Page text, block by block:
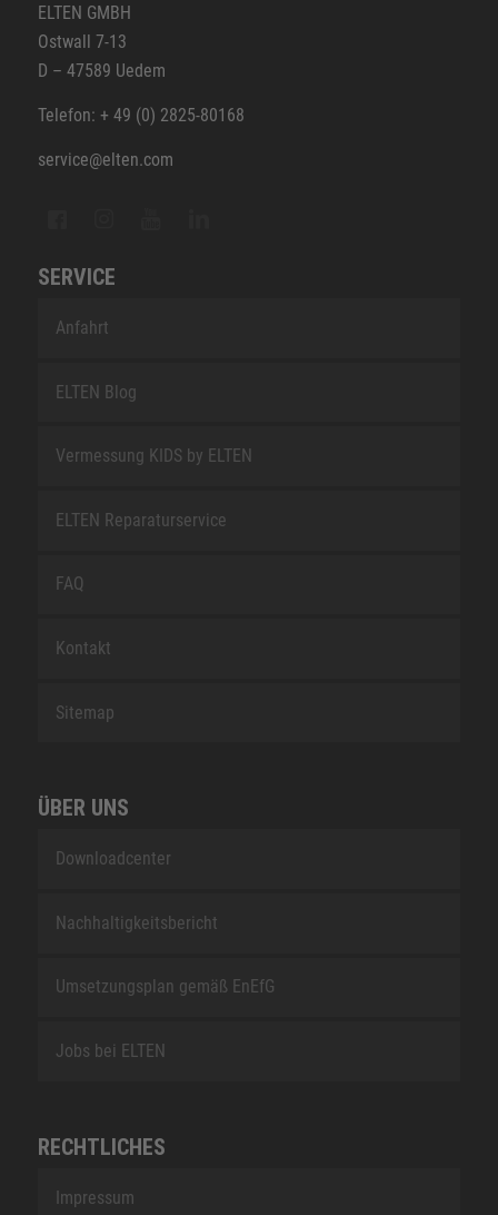
ELTEN GMBH
Ostwall 7-13
D – 47589 Uedem
Telefon: + 49 (0) 2825-80168
service@elten.com
SERVICE
Anfahrt
ELTEN Blog
Vermessung KIDS by ELTEN
ELTEN Reparaturservice
FAQ
Kontakt
Sitemap
ÜBER UNS
Downloadcenter
Nachhaltigkeitsbericht
Umsetzungsplan gemäß EnEfG
Jobs bei ELTEN
RECHTLICHES
Impressum